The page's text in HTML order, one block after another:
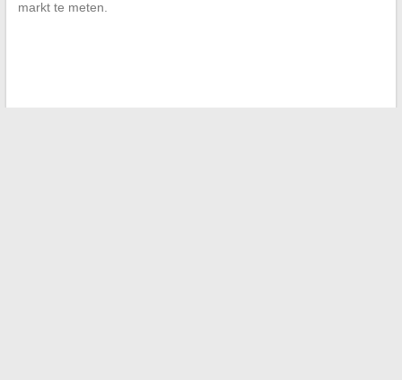
markt te meten.